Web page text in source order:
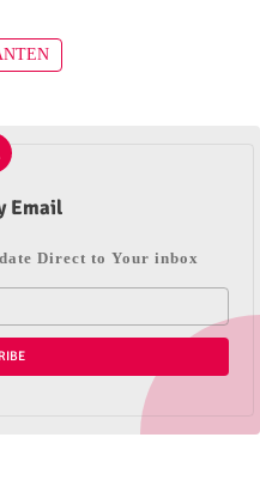
Email
Direct to Your inbox